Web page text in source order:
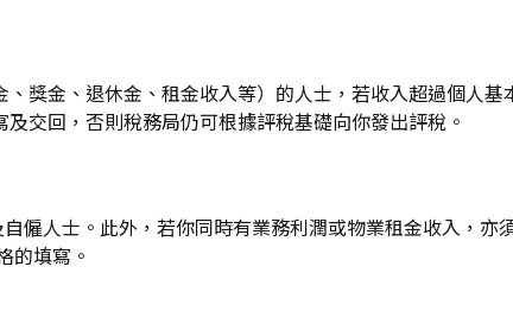
獎金、退休金、租金收入等）的人士，若收入超過個人
交回，否則稅務局仍可根據評稅基礎向你發出評稅。
僱人士。此外，若你同時有業務利潤或物業租金收入，
的填寫。